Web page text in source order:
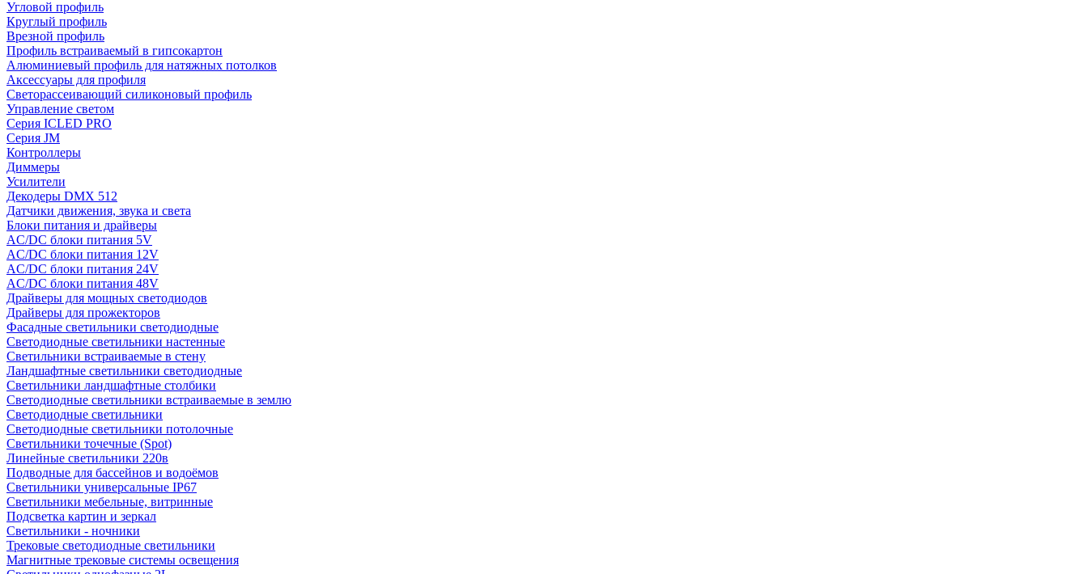
Угловой профиль
Круглый профиль
Врезной профиль
Профиль встраиваемый в гипсокартон
Алюминиевый профиль для натяжных потолков
Аксессуары для профиля
Светорассеивающий силиконовый профиль
Управление светом
Серия ICLED PRO
Серия JM
Контроллеры
Диммеры
Усилители
Декодеры DMX 512
Датчики движения, звука и света
Блоки питания и драйверы
AC/DC блоки питания 5V
AC/DC блоки питания 12V
AC/DC блоки питания 24V
AC/DC блоки питания 48V
Драйверы для мощных светодиодов
Драйверы для прожекторов
Фасадные светильники светодиодные
Светодиодные светильники настенные
Светильники встраиваемые в стену
Ландшафтные светильники светодиодные
Светильники ландшафтные столбики
Светодиодные светильники встраиваемые в землю
Светодиодные светильники
Светодиодные светильники потолочные
Светильники точечные (Spot)
Линейные светильники 220в
Подводные для бассейнов и водоёмов
Светильники универсальные IP67
Светильники мебельные, витринные
Подсветка картин и зеркал
Светильники - ночники
Трековые светодиодные светильники
Магнитные трековые системы освещения